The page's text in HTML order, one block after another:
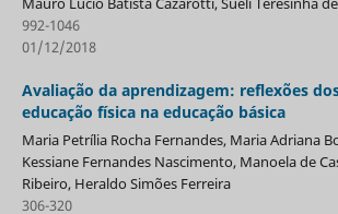
992-1046
01/12/2018
Avaliação da aprendizagem: reflexões
educação física na educação básica
Maria Petrília Rocha Fernandes, Maria Adriana
Kessiane Fernandes Nascimento, Manoela de
Ribeiro, Heraldo Simões Ferreira
306-320